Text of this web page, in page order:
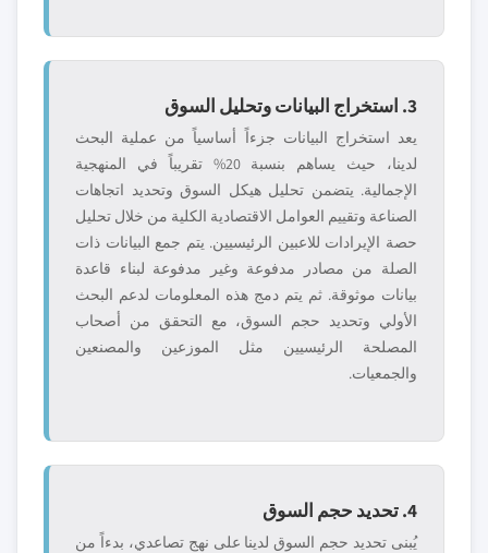
3. استخراج البيانات وتحليل السوق
يعد استخراج البيانات جزءاً أساسياً من عملية البحث
لدينا، حيث يساهم بنسبة 20% تقريباً في المنهجية
الإجمالية. يتضمن تحليل هيكل السوق وتحديد اتجاهات
الصناعة وتقييم العوامل الاقتصادية الكلية من خلال تحليل
حصة الإيرادات للاعبين الرئيسيين. يتم جمع البيانات ذات
الصلة من مصادر مدفوعة وغير مدفوعة لبناء قاعدة
بيانات موثوقة. ثم يتم دمج هذه المعلومات لدعم البحث
الأولي وتحديد حجم السوق، مع التحقق من أصحاب
المصلحة الرئيسيين مثل الموزعين والمصنعين
والجمعيات.
4. تحديد حجم السوق
يُبنى تحديد حجم السوق لدينا على نهج تصاعدي، بدءاً من